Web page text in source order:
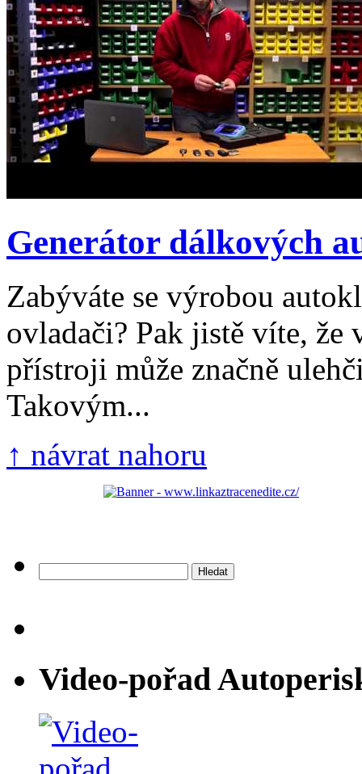
Generátor dálkových
Zabýváte se výrobou
ovladači? Pak jistě víte,
přístroji může značně
Takovým...
↑ návrat nahoru
Video-pořad